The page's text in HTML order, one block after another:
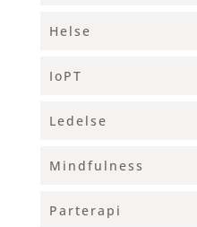
Helse
IoPT
Ledelse
Mindfulness
Parterapi